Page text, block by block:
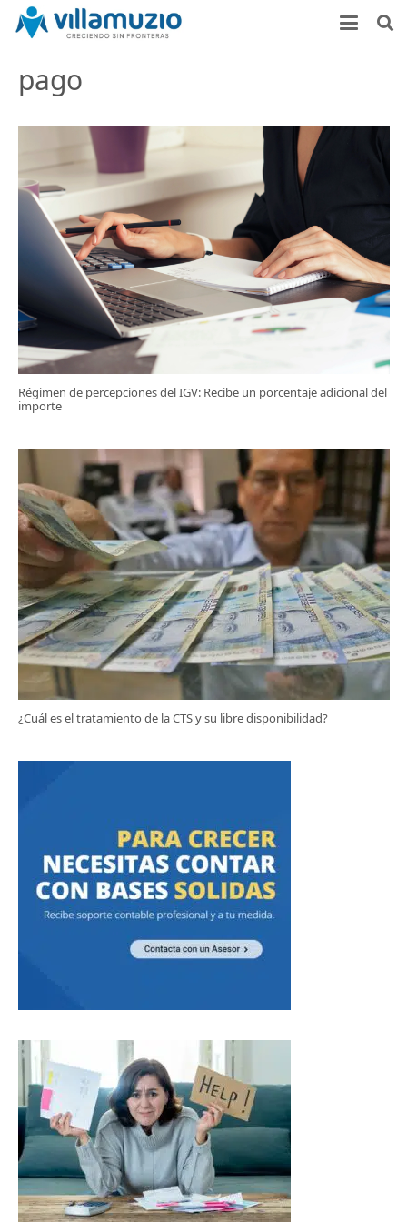
pago
Régimen de percepciones del IGV: Recibe un porcentaje adicional del
importe
¿Cuál es el tratamiento de la CTS y su libre disponibilidad?